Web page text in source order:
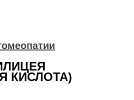
КИСЛОТА)